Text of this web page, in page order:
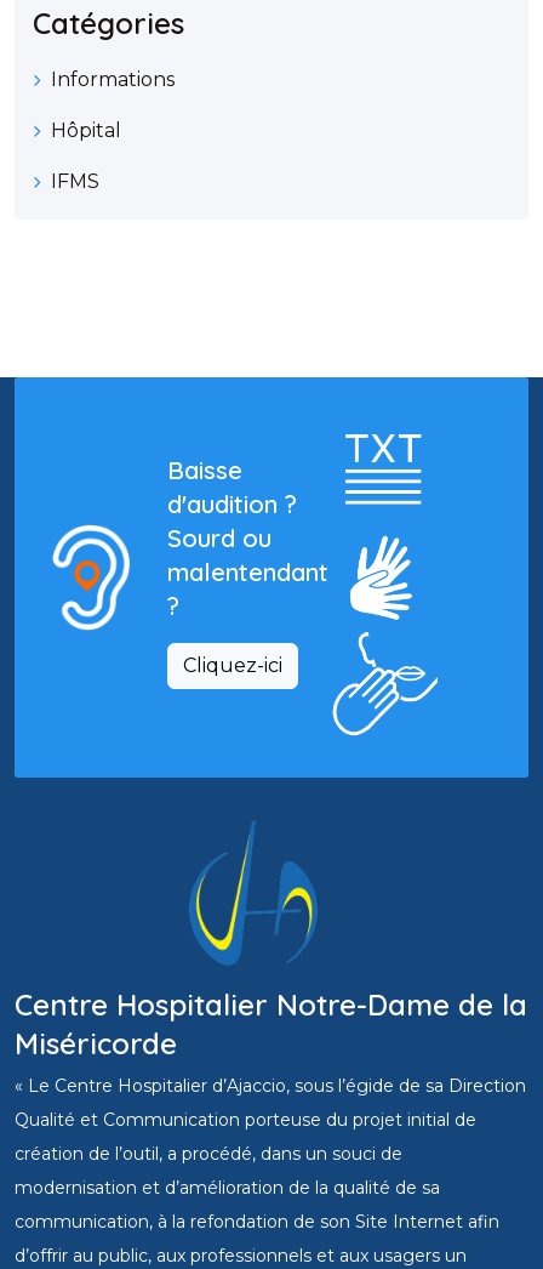
Catégories
Informations
Hôpital
IFMS
Baisse
d'audition ?
Sourd ou
malentendant
?
Cliquez-ici
Centre Hospitalier Notre-Dame de la
Miséricorde
« Le Centre Hospitalier d’Ajaccio, sous l’égide de sa Direction
Qualité et Communication porteuse du projet initial de
création de l’outil, a procédé, dans un souci de
modernisation et d’amélioration de la qualité de sa
communication, à la refondation de son Site Internet afin
d’offrir au public, aux professionnels et aux usagers un